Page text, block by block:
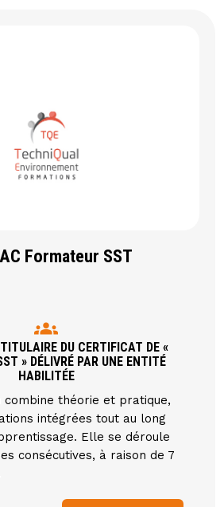
Formateur SST
groups
DU CERTIFICAT DE «
» DÉLIVRÉ PAR UNE ENTITÉ
HABILITÉE
théorie et pratique,
intégrées tout au long
Elle se déroule
consécutives, à raison de 7